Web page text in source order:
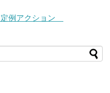
例アクション